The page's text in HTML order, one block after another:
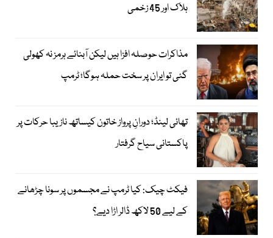
ہلاک اور 45 زخمی
مذاکرات حوصلہ افزا ہیں لیکن آبنائے ہرمز نہ کھولی
گئی تو ایران پر سخت حملہ ہوگا؛ ٹرمپ
تھائی لینڈ؛ دورانِ پرواز خاتون کیساتھ نازیبا حرکات پر
پاکستانی سیاح گرفتار
فیکٹ چیک: کیا ٹرمپ نے مجسموں پر سونا چڑھانے
کے لیے 50 لاکھ ڈالر اڑا دیے؟